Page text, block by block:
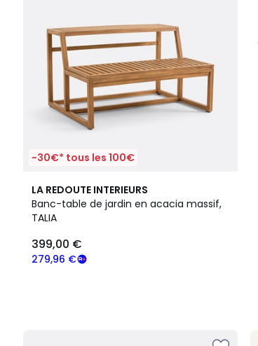
-30€* tous les 100€
LA REDOUTE INTERIEURS
Banc-table de jardin en acacia massif,
TALIA
279,96 €
399,00 €